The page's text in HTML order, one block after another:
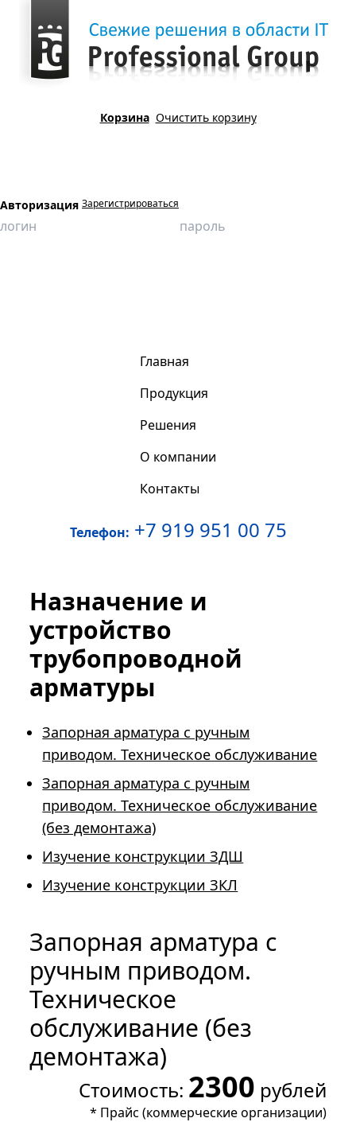
Корзина Очистить корзину
Авторизация Зарегистрироваться
Главная
Продукция
Решения
О компании
Контакты
Телефон: +7 919 951 00 75
Назначение и
устройство
трубопроводной
арматуры
Запорная арматура с ручным
приводом. Техническое обслуживание
Запорная арматура с ручным
приводом. Техническое обслуживание
(без демонтажа)
Изучение конструкции ЗДШ
Изучение конструкции ЗКЛ
Запорная арматура с
ручным приводом.
Техническое
обслуживание (без
демонтажа)
Стоимость: 2300 рублей
* Прайс (коммерческие организации)